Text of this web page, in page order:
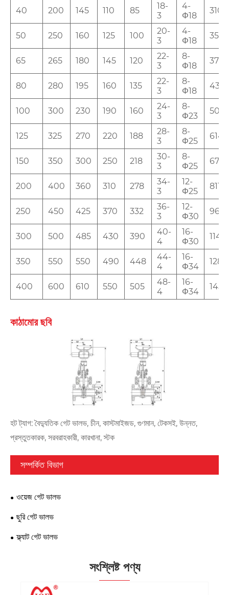
40 200 145 110 85
18-
3
4-
Φ18
310
50 250 160 125 100
20-
3
4-
Φ18
358
65 265 180 145 120
22-
3
8-
Φ18
373
80 280 195 160 135
22-
3
8-
Φ18
435
100 300 230 190 160
24-
3
8-
Φ23
500
125 325 270 220 188
28-
3
8-
Φ25
614
150 350 300 250 218
30-
3
8-
Φ25
674
200 400 360 310 278
34-
3
12-
Φ25
811
250 450 425 370 332
36-
3
12-
Φ30
969
300 500 485 430 390
40-
4
16-
Φ30
1145
350 550 550 490 448
44-
4
16-
Φ34
1280
400 600 610 550 505
48-
4
16-
Φ34
1452
কাঠামোর ছবি
হট ট্যাগ: বৈদ্যুতিক গেট ভালভ, চীন, কাস্টমাইজড, গুণমান, টেকসই, উন্নত,
প্রস্তুতকারক, সরবরাহকারী, কারখানা, স্টক
সম্পর্কিত বিভাগ
ওয়েজ গেট ভালভ
ছুরি গেট ভালভ
ফ্ল্যাট গেট ভালভ
সংশ্লিষ্ট পণ্য